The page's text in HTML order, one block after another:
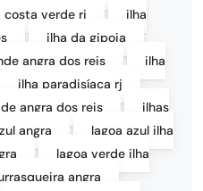
costa verde rj
ilha
ilha da gipoia
angra dos reis
ilha
ilha paradisíaca rj
angra dos reis
ilhas
angra
lagoa azul ilha
lagoa verde ilha
angra